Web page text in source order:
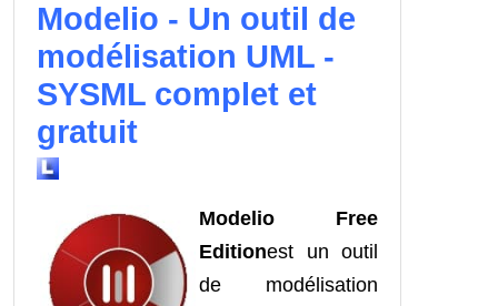
Modelio - Un outil de
modélisation UML -
SYSML complet et
gratuit
Modelio Free
Editionest un outil
de modélisation